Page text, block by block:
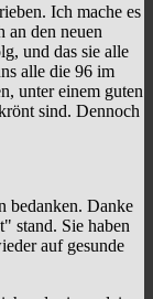
Ich mache es
an den neuen
und das sie alle
alle die 96 im
unter einem guten
sind. Dennoch
bedanken. Danke
stand. Sie haben
auf gesunde